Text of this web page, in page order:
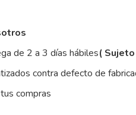
de 2 a 3 días hábiles(
contra defecto de
compras